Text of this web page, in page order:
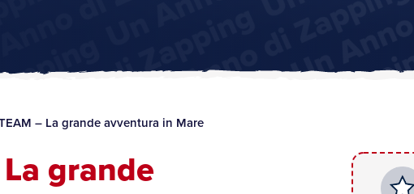
– La grande avventura in Mare
grande